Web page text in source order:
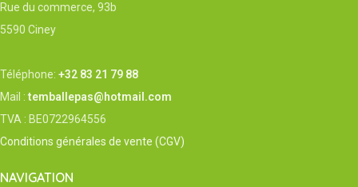
Rue du commerce, 93b
5590 Ciney
Téléphone: +32 83 21 79 88
Mail :temballepas@hotmail.com
TVA : BE0722964556
Conditions générales de vente (CGV)
NAVIGATION